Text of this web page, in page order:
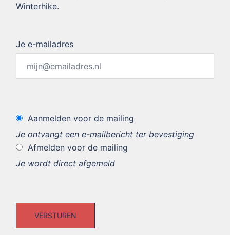
Winterhike.
Je e-mailadres
Aanmelden voor de mailing
Je ontvangt een e-mailbericht ter bevestiging
Afmelden voor de mailing
Je wordt direct afgemeld
VERSTUREN